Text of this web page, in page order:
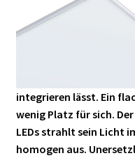
integrieren lässt. Ein
wenig Platz für sich.
LEDs strahlt sein Licht
homogen aus.